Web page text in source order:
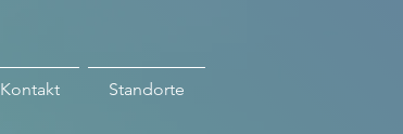
Kontakt Standorte